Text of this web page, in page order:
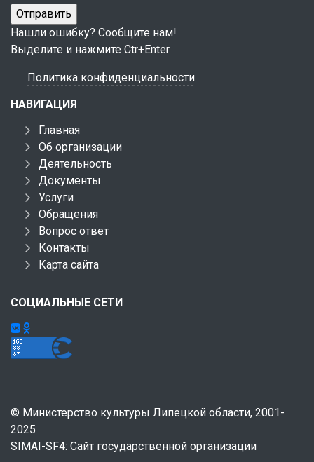
Нашли ошибку? Сообщите нам!
Выделите и нажмите Ctr+Enter
Политика конфиденциальности
НАВИГАЦИЯ
Главная
Об организации
Деятельность
Документы
Услуги
Обращения
Вопрос ответ
Контакты
Карта сайта
СОЦИАЛЬНЫЕ СЕТИ
© Министерство культуры Липецкой области, 2001-
2025
SIMAI-SF4: Сайт государственной организации